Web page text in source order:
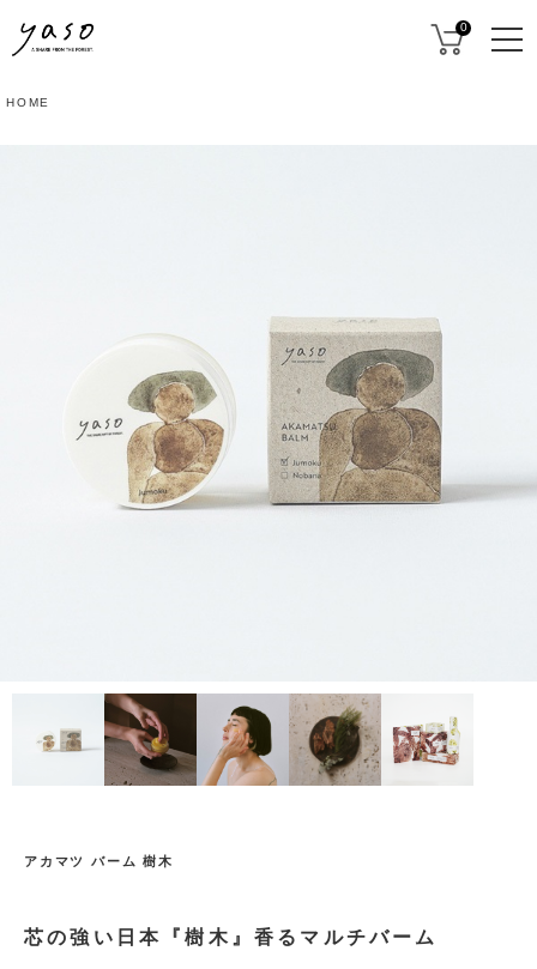
0
HOME
アカマツ バーム 樹木
芯の強い日本『樹木』香るマルチバーム